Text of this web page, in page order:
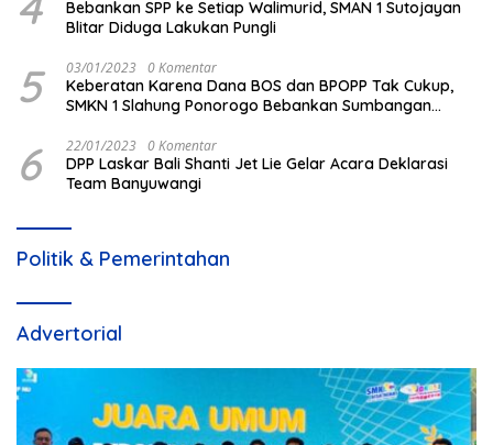
Bebankan SPP ke Setiap Walimurid, SMAN 1 Sutojayan
Blitar Diduga Lakukan Pungli
5 03/01/2023 0 Komentar
Keberatan Karena Dana BOS dan BPOPP Tak Cukup,
SMKN 1 Slahung Ponorogo Bebankan Sumbangan
6 22/01/2023 0 Komentar
DPP Laskar Bali Shanti Jet Lie Gelar Acara Deklarasi
Team Banyuwangi
Politik & Pemerintahan
Advertorial